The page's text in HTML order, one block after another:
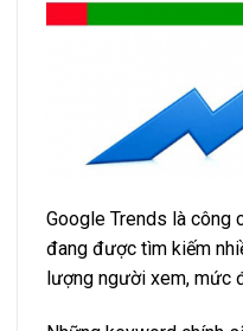
Google Trends là công
đang được tìm kiếm
lượng người xem, mức